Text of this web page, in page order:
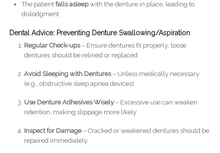
The patient falls asleepwith the denture in place, leading to
dislodgment.
Dental Advice: Preventing Denture Swallowing/Aspiration
Regular Check-ups– Ensure dentures fit properly; loose
dentures should be relined or replaced.
Avoid Sleeping with Dentures– Unless medically necessary
(e.g., obstructive sleep apnea devices).
Use Denture Adhesives Wisely– Excessive use can weaken
retention, making slippage more likely.
Inspect for Damage– Cracked or weakened dentures should be
repaired immediately.